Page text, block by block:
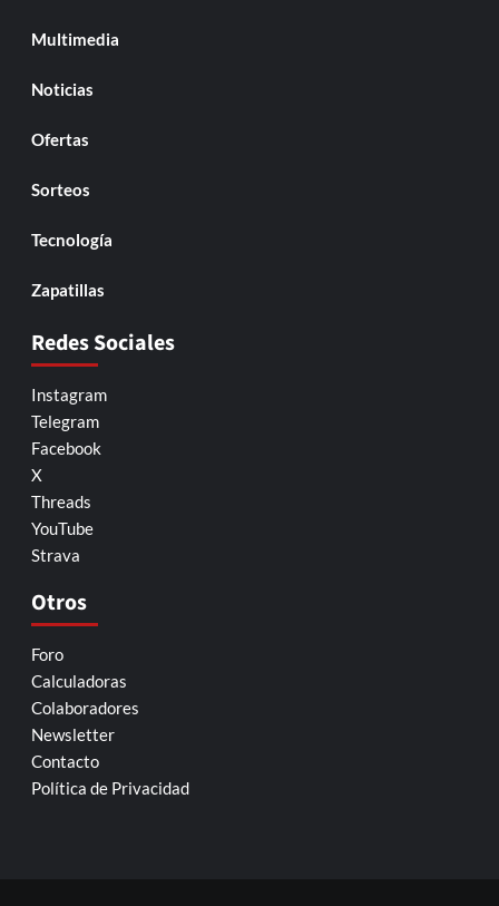
Multimedia
Noticias
Ofertas
Sorteos
Tecnología
Zapatillas
Redes Sociales
Instagram
Telegram
Facebook
X
Threads
YouTube
Strava
Otros
Foro
Calculadoras
Colaboradores
Newsletter
Contacto
Política de Privacidad